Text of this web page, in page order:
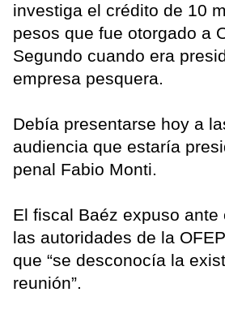
investiga el crédito de 10
pesos que fue otorgado a
Segundo cuando era
empresa pesquera.
Debía presentarse hoy a
audiencia que estaría
penal Fabio Monti.
El fiscal Baéz expuso ante
las autoridades de la
que “se desconocía la
reunión”.